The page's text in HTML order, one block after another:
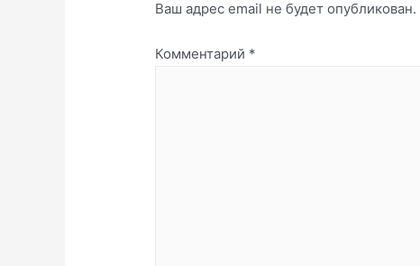
Ваш адрес email не будет опубликован.
Комментарий *